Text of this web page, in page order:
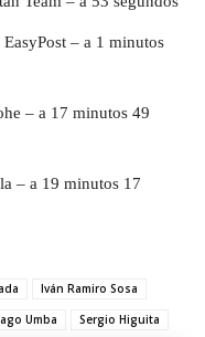
– a 1 minutos
– a 17 minutos 49
– a 19 minutos 17
Iván Ramiro Sosa
Umba Sergio Higuita